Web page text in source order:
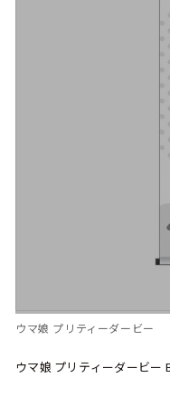
ウマ娘 プリティーダービー
ウマ娘 プリティーダービー